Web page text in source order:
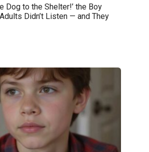
Dog to the Shelter!’ the Boy
Didn’t Listen — and They